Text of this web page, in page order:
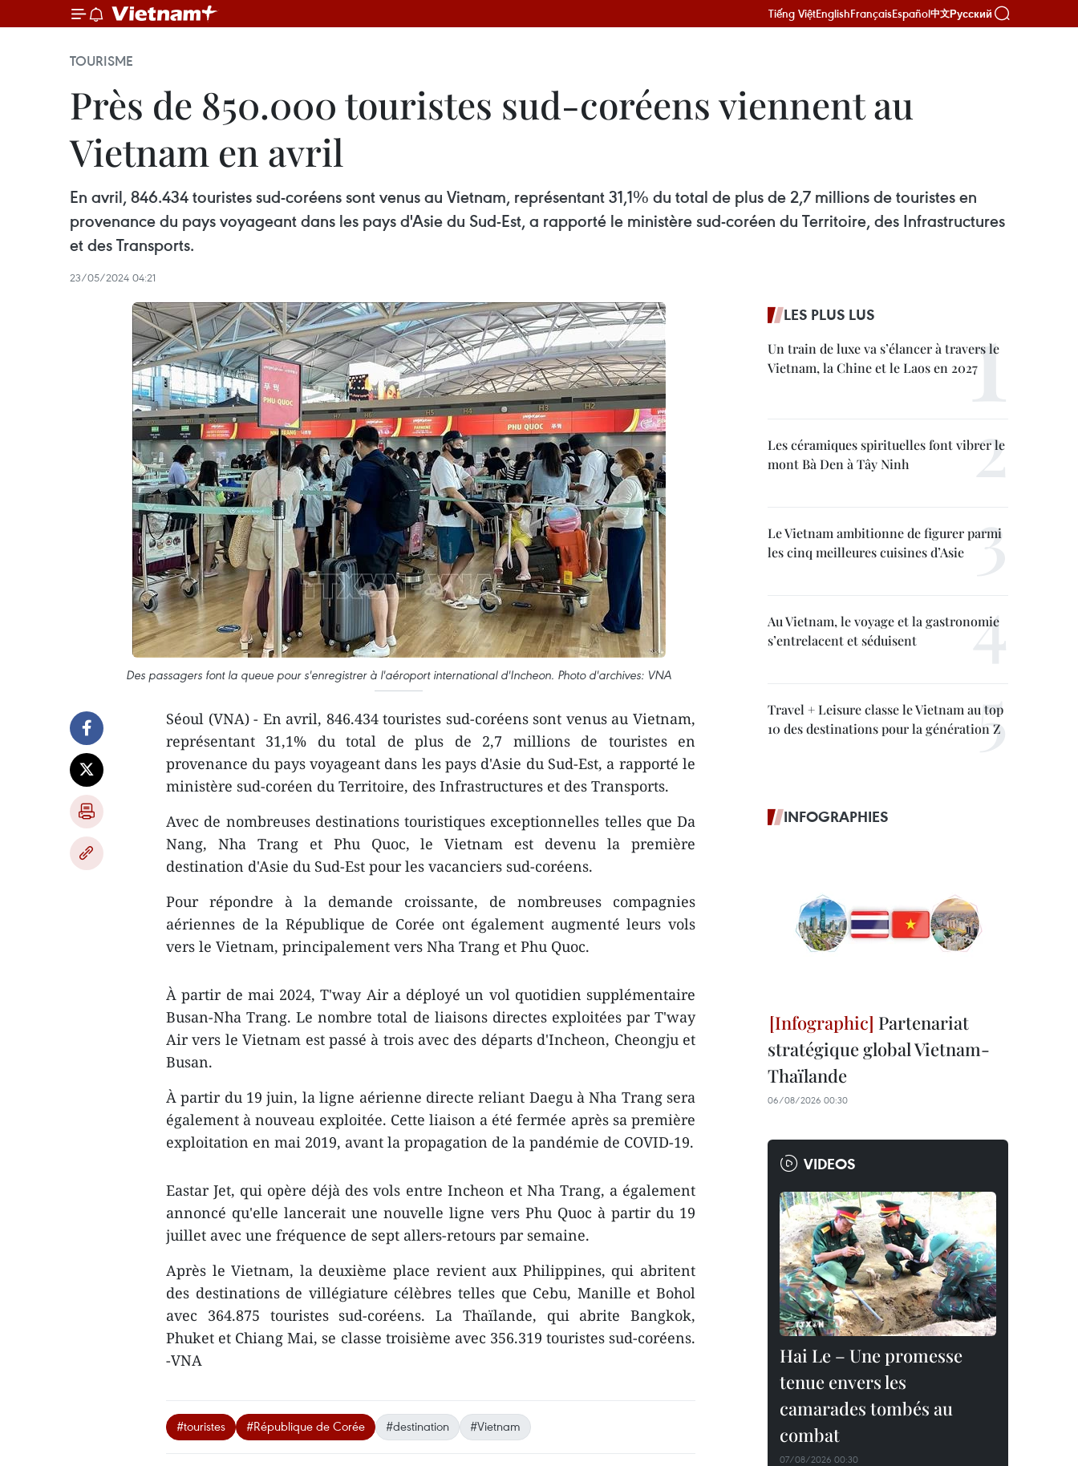
Tiếng ViệtEnglishFrançaisEspañol中文Русский
TOURISME
Près de 850.000 touristes sud-coréens viennent au
Vietnam en avril
En avril, 846.434 touristes sud-coréens sont venus au Vietnam, représentant 31,1% du total de plus de 2,7 millions de touristes en
provenance du pays voyageant dans les pays d'Asie du Sud-Est, a rapporté le ministère sud-coréen du Territoire, des Infrastructures
et des Transports.
23/05/2024 04:21
Des passagers font la queue pour s'enregistrer à l'aéroport international d'Incheon. Photo d'archives: VNA
Séoul (VNA) - En avril, 846.434 touristes sud-coréens sont venus au Vietnam,
représentant 31,1% du total de plus de 2,7 millions de touristes en
provenance du pays voyageant dans les pays d'Asie du Sud-Est, a rapporté le
ministère sud-coréen du Territoire, des Infrastructures et des Transports.
Avec de nombreuses destinations touristiques exceptionnelles telles que Da
Nang, Nha Trang et Phu Quoc, le Vietnam est devenu la première
destination d'Asie du Sud-Est pour les vacanciers sud-coréens.
Pour répondre à la demande croissante, de nombreuses compagnies
aériennes de la République de Corée ont également augmenté leurs vols
vers le Vietnam, principalement vers Nha Trang et Phu Quoc.
À partir de mai 2024, T'way Air a déployé un vol quotidien supplémentaire
Busan-Nha Trang. Le nombre total de liaisons directes exploitées par T'way
Air vers le Vietnam est passé à trois avec des départs d'Incheon, Cheongju et
Busan.
À partir du 19 juin, la ligne aérienne directe reliant Daegu à Nha Trang sera
également à nouveau exploitée. Cette liaison a été fermée après sa première
exploitation en mai 2019, avant la propagation de la pandémie de COVID-19.
Eastar Jet, qui opère déjà des vols entre Incheon et Nha Trang, a également
annoncé qu'elle lancerait une nouvelle ligne vers Phu Quoc à partir du 19
juillet avec une fréquence de sept allers-retours par semaine.
Après le Vietnam, la deuxième place revient aux Philippines, qui abritent
des destinations de villégiature célèbres telles que Cebu, Manille et Bohol
avec 364.875 touristes sud-coréens. La Thaïlande, qui abrite Bangkok,
Phuket et Chiang Mai, se classe troisième avec 356.319 touristes sud-coréens.
-VNA
#touristes #République de Corée #destination #Vietnam
LES PLUS LUS
Un train de luxe va s’élancer à travers le
Vietnam, la Chine et le Laos en 2027
Les céramiques spirituelles font vibrer le
mont Bà Den à Tây Ninh
Le Vietnam ambitionne de figurer parmi
les cinq meilleures cuisines d’Asie
Au Vietnam, le voyage et la gastronomie
s’entrelacent et séduisent
Travel + Leisure classe le Vietnam au top
10 des destinations pour la génération Z
INFOGRAPHIES
Partenariat
stratégique global Vietnam-
Thaïlande
06/08/2026 00:30
VIDEOS
Hai Le – Une promesse
tenue envers les
camarades tombés au
combat
07/08/2026 00:30